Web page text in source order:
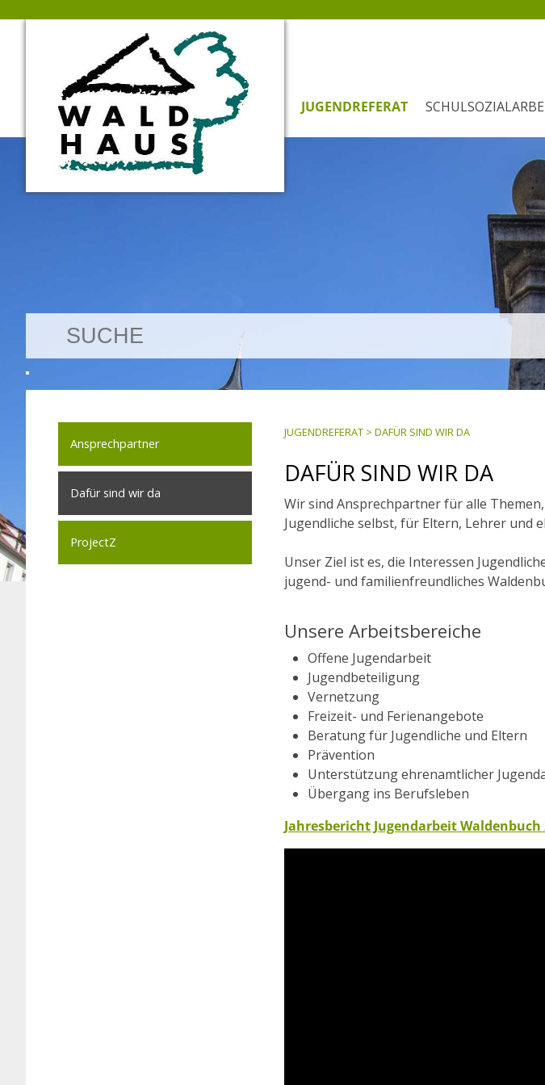
JUGENDREFERAT
Ansprechpartner
Dafür sind wir da
ProjectZ
JUGENDREFERAT > DAFÜR SIND WIR DA
DAFÜR SIND WIR DA
Wir sind Ansprechpartner für alle
Jugendliche selbst, für Eltern, Lehrer und
Unser Ziel ist es, die Interessen
jugend- und familienfreundliches
Unsere Arbeitsbereiche
Offene Jugendarbeit
Jugendbeteiligung
Vernetzung
Freizeit- und Ferienangebote
Beratung für Jugendliche und Eltern
Prävention
Unterstützung ehrenamtlicher
Übergang ins Berufsleben
Jahresbericht Jugendarbeit Waldenbuch